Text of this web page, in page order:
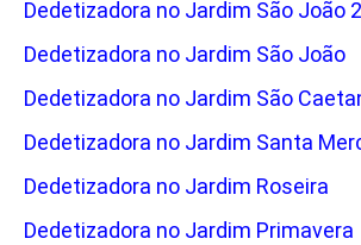
Dedetizadora no Jardim São João
Dedetizadora no Jardim São João
Dedetizadora no Jardim São
Dedetizadora no Jardim Santa
Dedetizadora no Jardim Roseira
Dedetizadora no Jardim Primavera